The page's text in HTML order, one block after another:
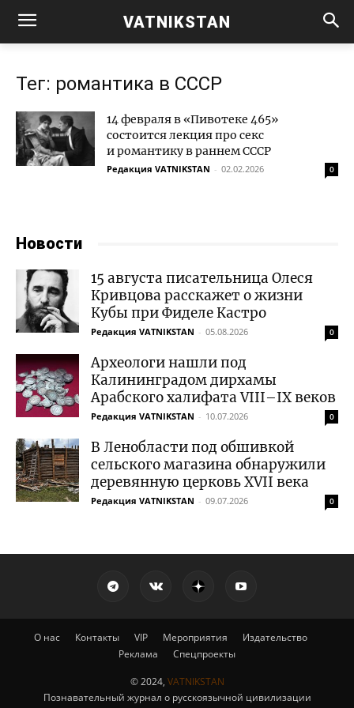
VATNIKSTAN
Тег: романтика в СССР
14 февраля в «Пивотеке 465»
состоится лекция про секс
и романтику в раннем СССР
Редакция VATNIKSTAN - 02.02.2026 0
Новости
15 августа писательница Олеся
Кривцова расскажет о жизни
Кубы при Фиделе Кастро
Редакция VATNIKSTAN - 05.08.2026 0
Археологи нашли под
Калининградом дирхамы
Арабского халифата VIII–IX веков
Редакция VATNIKSTAN - 10.07.2026 0
В Ленобласти под обшивкой
сельского магазина обнаружили
деревянную церковь XVII века
Редакция VATNIKSTAN - 09.07.2026 0
О нас Контакты VIP Мероприятия
Издательство
Реклама
Спецпроекты
© 2024, VATNIKSTAN
Познавательный журнал о русскоязычной цивилизации